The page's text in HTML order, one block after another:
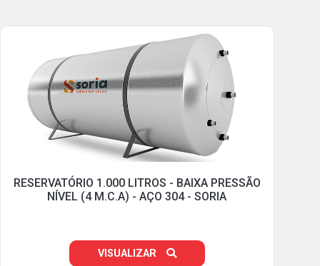
RESERVATÓRIO 1.000 LITROS - BAIXA PRESSÃO
NÍVEL (4 M.C.A) - AÇO 304 - SORIA
VISUALIZAR